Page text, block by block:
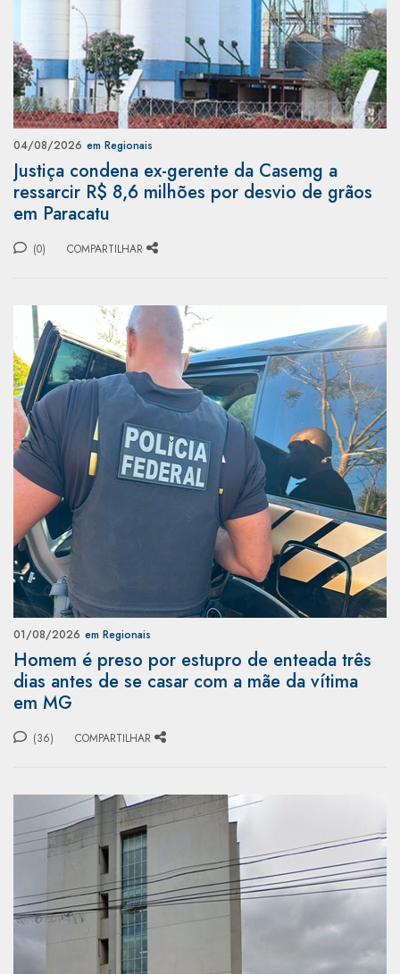
04/08/2026 em Regionais
Justiça condena ex-gerente da Casemg a
ressarcir R$ 8,6 milhões por desvio de grãos
em Paracatu
(0) COMPARTILHAR
01/08/2026 em Regionais
Homem é preso por estupro de enteada três
dias antes de se casar com a mãe da vítima
em MG
(36) COMPARTILHAR